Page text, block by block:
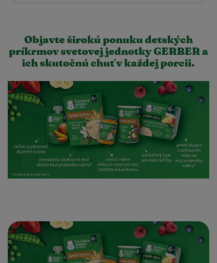
Objavte širokú ponuku detských
príkrmov svetovej jednotky GERBER a
ich skutočnú chuť v každej porcii.